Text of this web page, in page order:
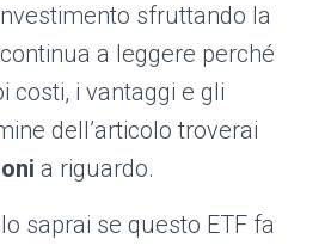
sfruttando la
continua a leggere perché
costi, i vantaggi e gli
dell’articolo troverai
a riguardo.
saprai se questo ETF fa